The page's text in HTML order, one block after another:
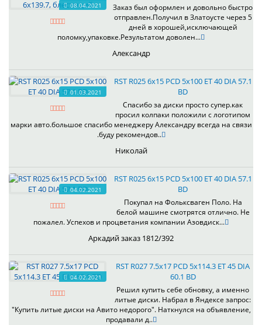
08.04.2021
Заказ был оформлен и довольно быстро
отправлен.Получил в Златоусте через 5
дней в хорошей,исключающей
поломку,упаковке.Результатом доволен...
Александр
01.03.2021
RST R025 6x15 PCD 5x100 ET 40 DIA 57.1
BD
Спасибо за диски просто супер.как
просил колпаки положили с логотипом
марки авто.большое спасибо менеджеру Александру всегда на связи
.буду рекомендов..
Николай
04.02.2021
RST R025 6x15 PCD 5x100 ET 40 DIA 57.1
BD
Покупал на Фольксваген Поло. На
белой машине смотрятся отлично. Не
пожалел. Успехов и процветания компании Азовдиск...
Аркадий заказ 1812/392
04.02.2021
RST R027 7.5x17 PCD 5x114.3 ET 45 DIA
60.1 BD
Решил купить себе обновку, а именно
литые диски. Набрал в Яндексе запрос:
"Купить литые диски на Авито недорого". Наткнулся на объявление,
продавали д..